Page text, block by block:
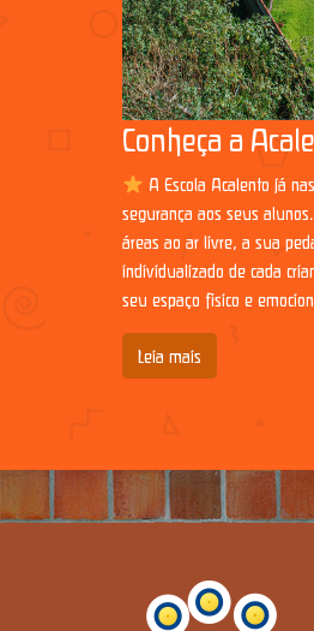
Conheça a
A Escola Acalento já
segurança aos seus
áreas ao ar livre, a sua
individualizado de cada
seu espaço físico e
Leia mais